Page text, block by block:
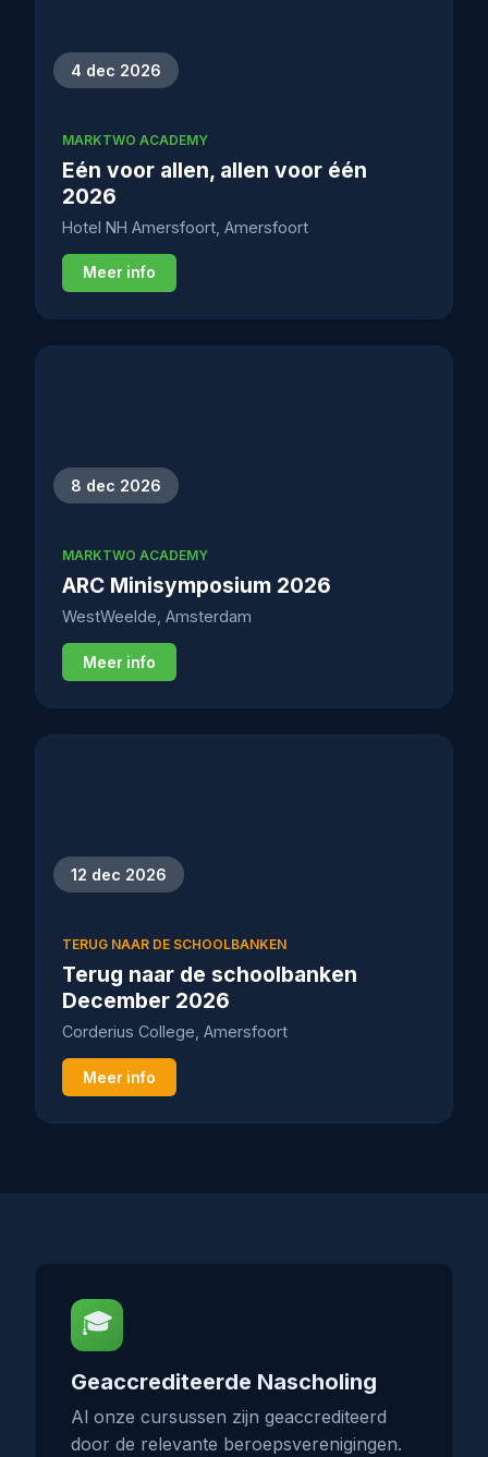
4 dec 2026
MARKTWO ACADEMY
Eén voor allen, allen voor één
2026
Hotel NH Amersfoort, Amersfoort
Meer info
8 dec 2026
MARKTWO ACADEMY
ARC Minisymposium 2026
WestWeelde, Amsterdam
Meer info
12 dec 2026
TERUG NAAR DE SCHOOLBANKEN
Terug naar de schoolbanken
December 2026
Corderius College, Amersfoort
Meer info
🎓
Geaccrediteerde Nascholing
Al onze cursussen zijn geaccrediteerd
door de relevante beroepsverenigingen.